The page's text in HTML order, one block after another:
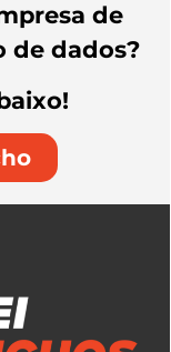
de
de dados?